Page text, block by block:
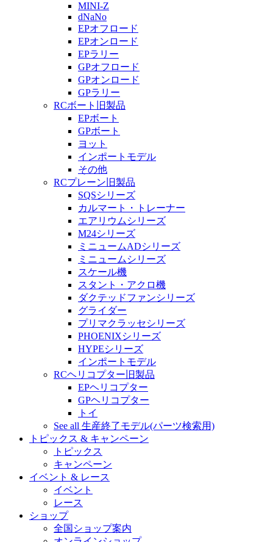
MINI-Z
dNaNo
EPオフロード
EPオンロード
EPラリー
GPオフロード
GPオンロード
GPラリー
RCボート旧製品
EPボート
GPボート
ヨット
インポートモデル
その他
RCプレーン旧製品
SQSシリーズ
カルマート・トレーナー
エアリウムシリーズ
M24シリーズ
ミニュームADシリーズ
ミニュームシリーズ
スケール機
スタント・アクロ機
ダクテッドファンシリーズ
グライダー
プリマクラッセシリーズ
PHOENIXシリーズ
HYPEシリーズ
インポートモデル
RCヘリコプター旧製品
EPヘリコプター
GPヘリコプター
トイ
See all 生産終了モデル(パーツ検索用)
トピックス & キャンペーン
トピックス
キャンペーン
イベント & レース
イベント
レース
ショップ
全国ショップ案内